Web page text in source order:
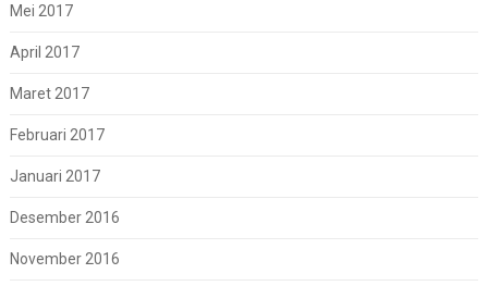
Mei 2017
April 2017
Maret 2017
Februari 2017
Januari 2017
Desember 2016
November 2016